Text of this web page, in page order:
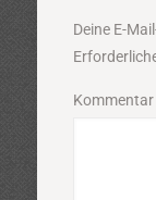
Deine E-
Kommentar